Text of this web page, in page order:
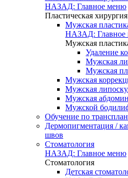
НАЗАД: Главное меню
Пластическая
Мужская
НАЗАД: Главное
Мужская
Удаление
Мужская
Мужская
Мужская
Мужская
Мужская
Мужской
Обучение по
Дермопигментация /
швов
Стоматология
НАЗАД: Главное меню
Стоматология
Детская